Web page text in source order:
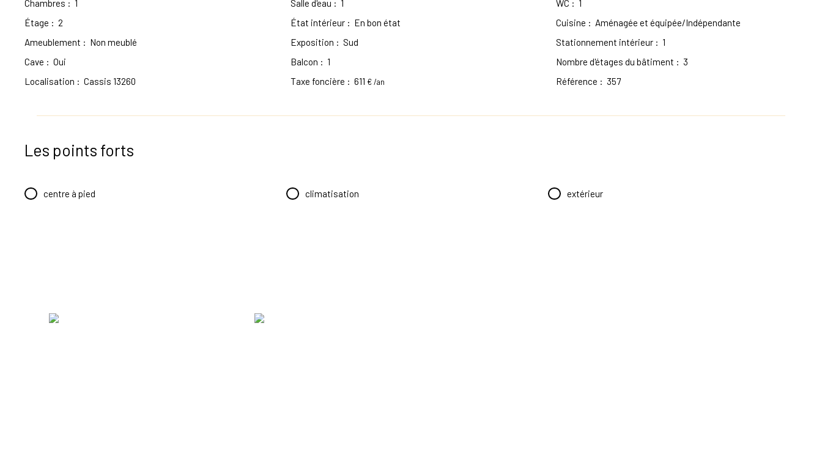
Chambres : 1 Salle d'eau : 1 WC : 1
Étage : 2 État intérieur: En bon état Cuisine : Aménagée et équipée/Indépendante
Ameublement : Non meublé Exposition : Sud Stationnement intérieur : 1
Cave : Oui Balcon : 1 Nombre d'étages du bâtiment : 3
Localisation : Cassis 13260 Taxe foncière : 611 € /an Référence : 357
Les points forts
centre à pied climatisation extérieur